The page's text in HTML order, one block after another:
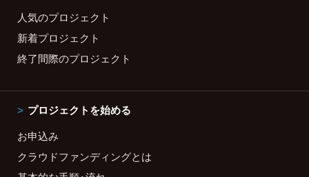
人気のプロジェクト
新着プロジェクト
終了間際のプロジェクト
プロジェクトを始める
お申込み
クラウドファンディングとは